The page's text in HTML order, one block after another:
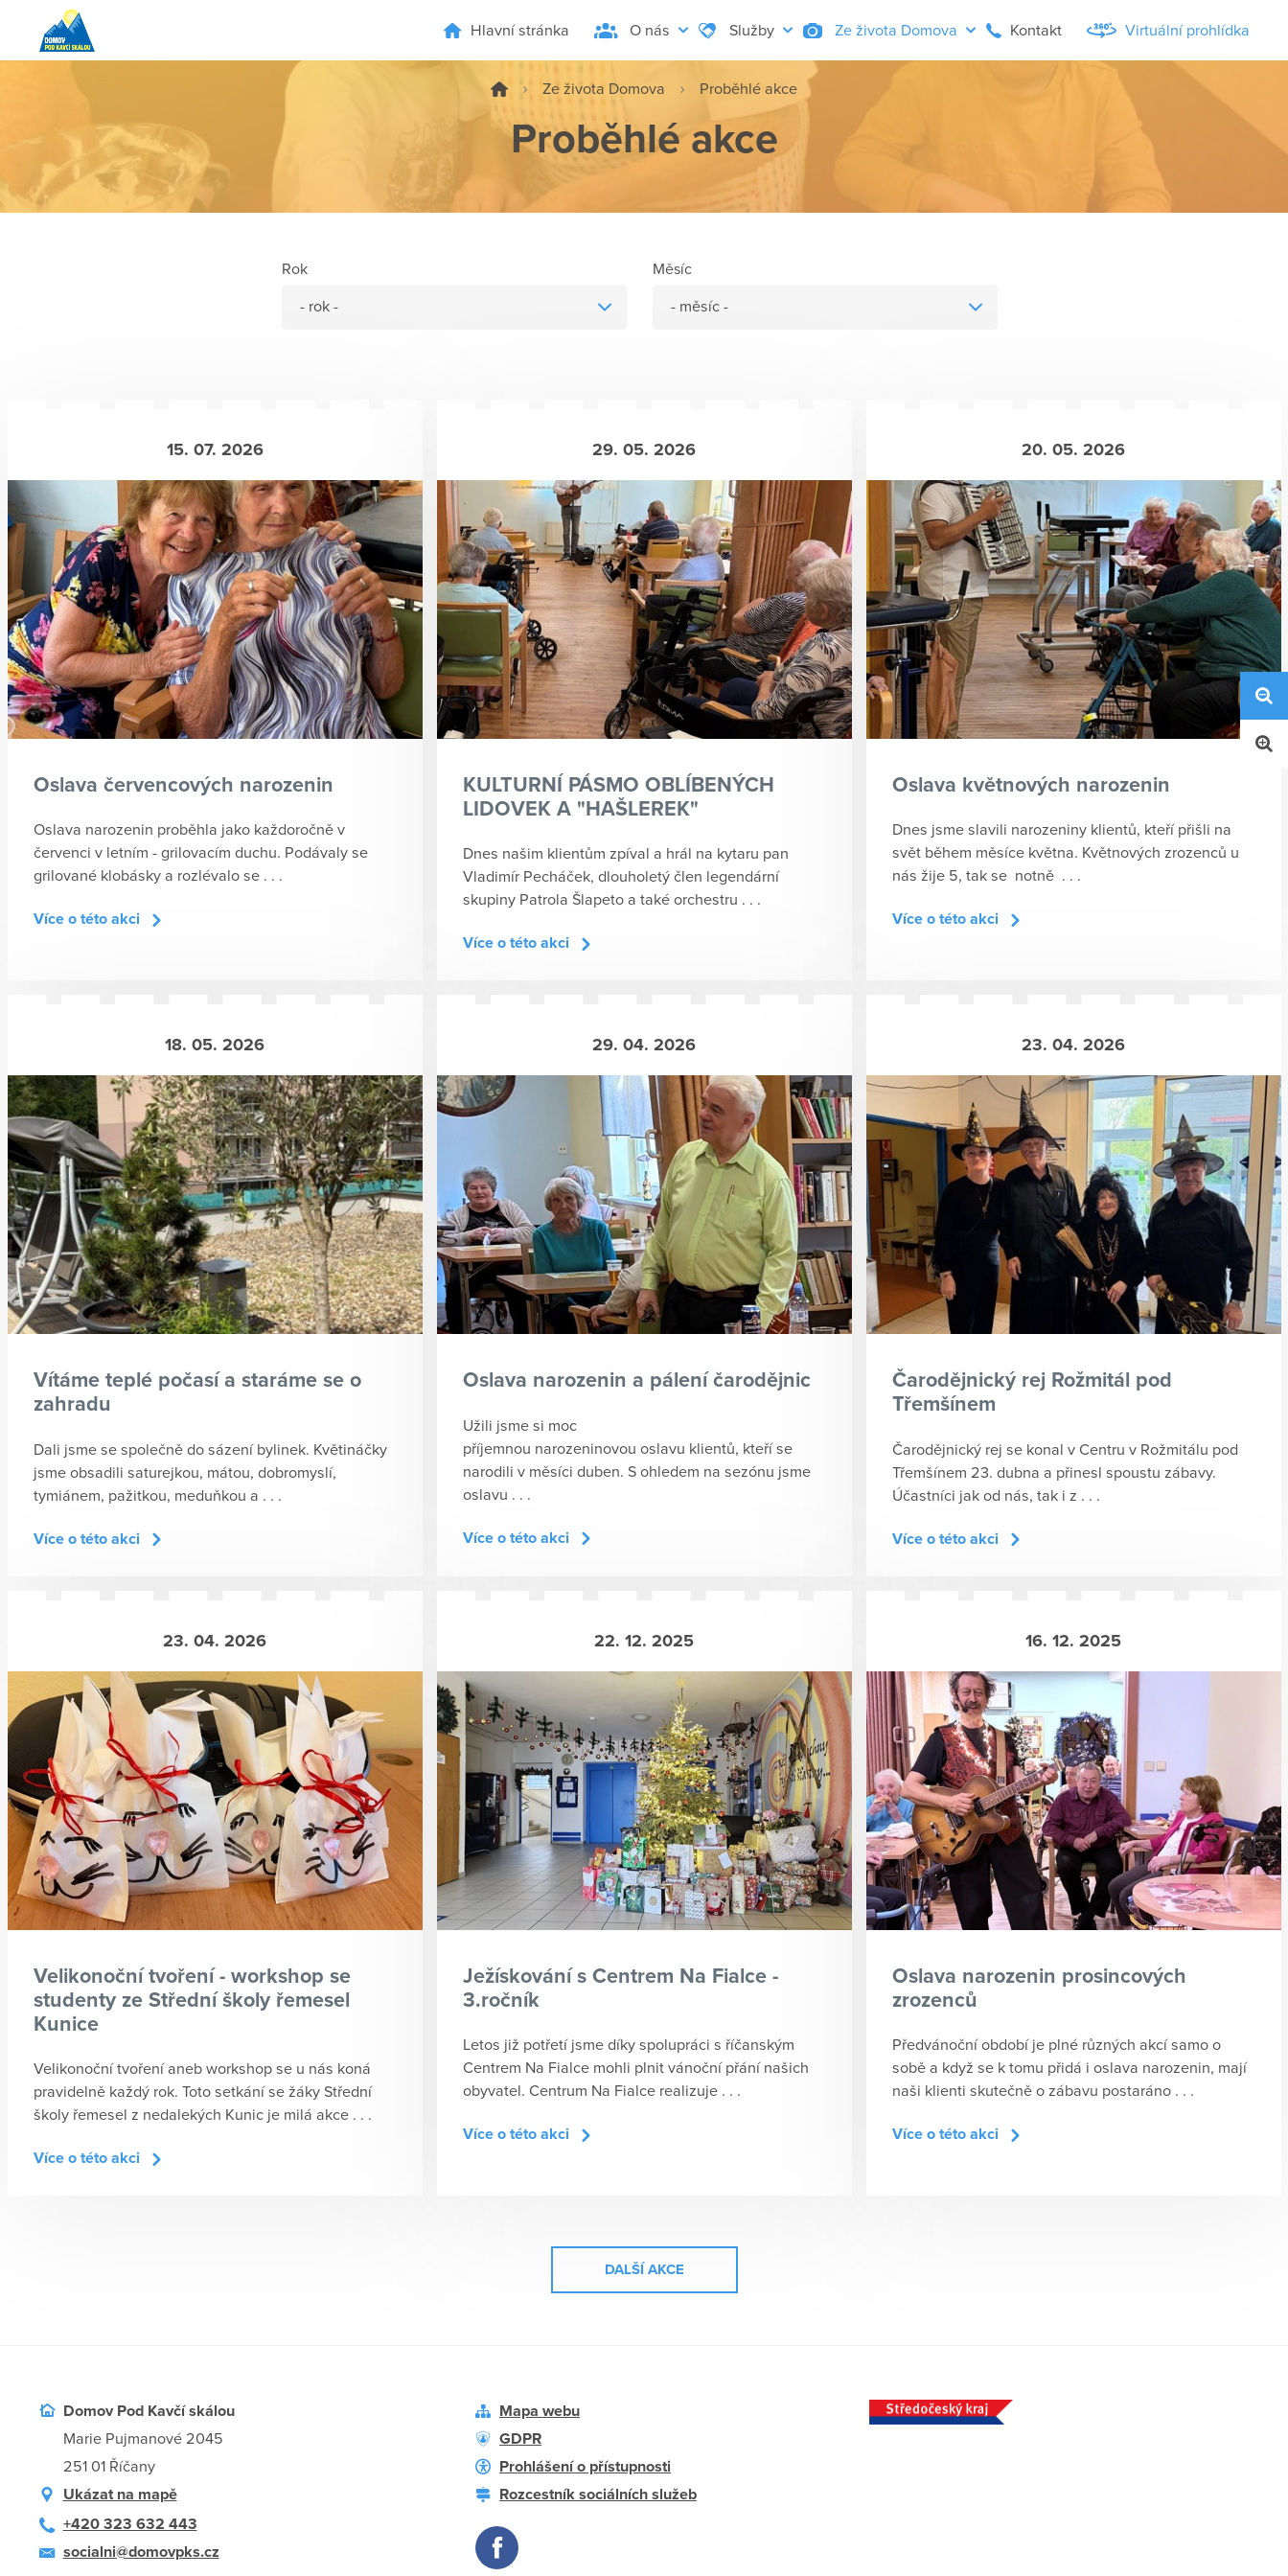
Hlavní stránka O nás Služby Ze života Domova Kontakt Virtuální prohlídka
Ze života Domova Proběhlé akce
Proběhlé akce
Rok
- rok -
Měsíc
- měsíc -
15. 07. 2026
Oslava červencových narozenin
Oslava narozenin proběhla jako každoročně v
červenci v letním - grilovacím duchu. Podávaly se
grilované klobásky a rozlévalo se . . .
Více o této akci
29. 05. 2026
KULTURNÍ PÁSMO OBLÍBENÝCH
LIDOVEK A "HAŠLEREK"
Dnes našim klientům zpíval a hrál na kytaru pan
Vladimír Pecháček, dlouholetý člen legendární
skupiny Patrola Šlapeto a také orchestru . . .
Více o této akci
20. 05. 2026
Oslava květnových narozenin
Dnes jsme slavili narozeniny klientů, kteří přišli na
svět během měsíce května. Květnových zrozenců u
nás žije 5, tak se notně . . .
Více o této akci
18. 05. 2026
Vítáme teplé počasí a staráme se o
zahradu
Dali jsme se společně do sázení bylinek. Květináčky
jsme obsadili saturejkou, mátou, dobromyslí,
tymiánem, pažitkou, meduňkou a . . .
Více o této akci
29. 04. 2026
Oslava narozenin a pálení čarodějnic
Užili jsme si moc
příjemnou narozeninovou oslavu klientů, kteří se
narodili v měsíci duben. S ohledem na sezónu jsme
oslavu . . .
Více o této akci
23. 04. 2026
Čarodějnický rej Rožmitál pod
Třemšínem
Čarodějnický rej se konal v Centru v Rožmitálu pod
Třemšínem 23. dubna a přinesl spoustu zábavy.
Účastníci jak od nás, tak i z . . .
Více o této akci
23. 04. 2026
Velikonoční tvoření - workshop se
studenty ze Střední školy řemesel
Kunice
Velikonoční tvoření aneb workshop se u nás koná
pravidelně každý rok. Toto setkání se žáky Střední
školy řemesel z nedalekých Kunic je milá akce . . .
Více o této akci
22. 12. 2025
Ježískování s Centrem Na Fialce -
3.ročník
Letos již potřetí jsme díky spolupráci s říčanským
Centrem Na Fialce mohli plnit vánoční přání našich
obyvatel. Centrum Na Fialce realizuje . . .
Více o této akci
16. 12. 2025
Oslava narozenin prosincových
zrozenců
Předvánoční období je plné různých akcí samo o
sobě a když se k tomu přidá i oslava narozenin, mají
naši klienti skutečně o zábavu postaráno . . .
Více o této akci
DALŠÍ AKCE
Domov Pod Kavčí skálou
Marie Pujmanové 2045
251 01 Říčany
Ukázat na mapě
+420 323 632 443
socialni@domovpks.cz
Mapa webu
GDPR
Prohlášení o přístupnosti
Rozcestník sociálních služeb